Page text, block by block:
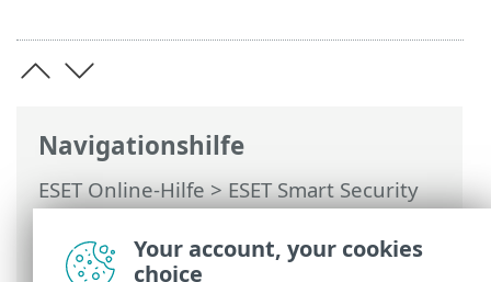
Navigationshilfe
ESET Online-Hilfe>ESET Smart Security
Premium>Erweiterte Einstellungen>
Benachrichtigungen> Dialogfenster –
Anwendungsstatus
Your account, your cookies
choice